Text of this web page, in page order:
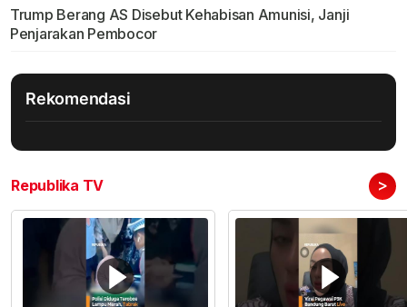
Trump Berang AS Disebut Kehabisan Amunisi, Janji
Penjarakan Pembocor
Rekomendasi
Republika TV >